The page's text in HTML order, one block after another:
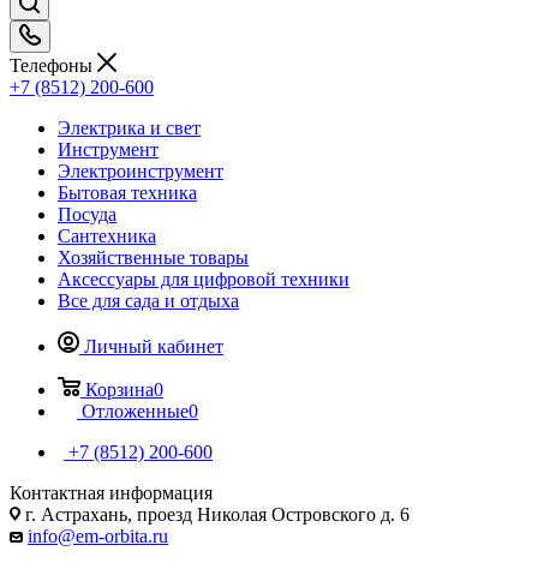
Телефоны
+7 (8512) 200-600
Электрика и свет
Инструмент
Электроинструмент
Бытовая техника
Посуда
Сантехника
Хозяйственные товары
Аксессуары для цифровой техники
Все для сада и отдыха
Личный кабинет
Корзина0
Отложенные0
+7 (8512) 200-600
Контактная информация
г. Астрахань, проезд Николая Островского д. 6
info@em-orbita.ru